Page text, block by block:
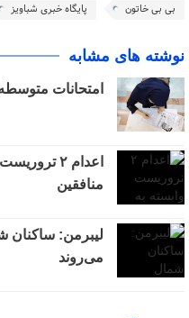
بی بی خاتون پایگاه خبری شباویز
نوشته های مشابه
امتحانات
اعدام ۲
منافقین
می‌روند